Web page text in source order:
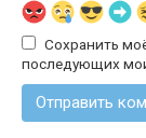
Сохранить
последующих